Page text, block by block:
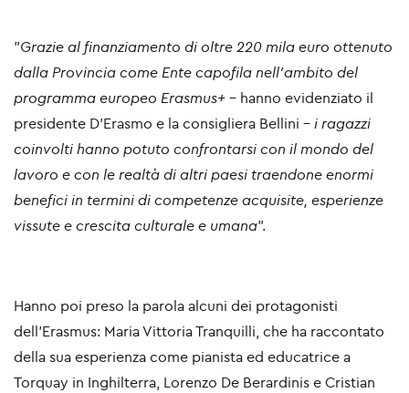
"Grazie al finanziamento di oltre 220 mila euro ottenuto
dalla Provincia come Ente capofila nell'ambito del
programma europeo Erasmus+ - hanno evidenziato il
presidente D'Erasmo e la consigliera Bellini - i ragazzi
coinvolti hanno potuto confrontarsi con il mondo del
lavoro e con le realtà di altri paesi traendone enormi
benefici in termini di competenze acquisite, esperienze
vissute e crescita culturale e umana".
Hanno poi preso la parola alcuni dei protagonisti
dell'Erasmus: Maria Vittoria Tranquilli, che ha raccontato
della sua esperienza come pianista ed educatrice a
Torquay in Inghilterra, Lorenzo De Berardinis e Cristian